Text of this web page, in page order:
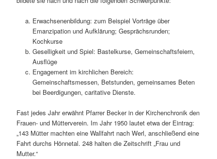
Erwachsenenbildung: zum Beispiel Vorträge über
Emanzipation und Aufklärung; Gesprächsrunden;
Kochkurse
Geselligkeit und Spiel: Bastelkurse, Gemeinschaftsfeiern,
Ausflüge
Engagement im kirchlichen Bereich:
Gemeinschaftsmessen, Betstunden, gemeinsames Beten
bei Beerdigungen, caritative Dienste.
Fast jedes Jahr erwähnt Pfarrer Becker in der Kirchenchronik den
Frauen- und Mütterverein. Im Jahr 1950 lautet etwa der Eintrag:
„143 Mütter machten eine Wallfahrt nach Werl, anschließend eine
Fahrt durchs Hönnetal. 248 halten die Zeitschrift „Frau und
Mutter.“